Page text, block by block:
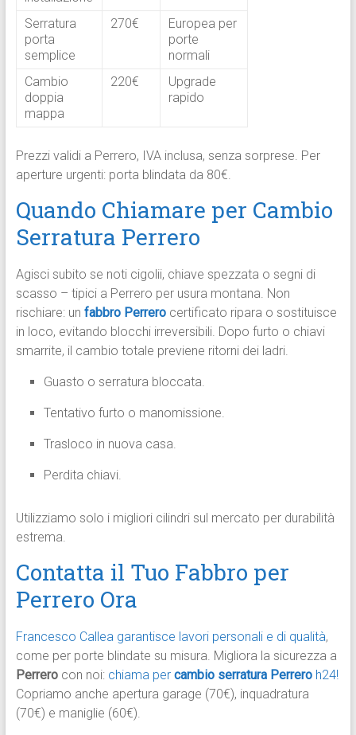
Serratura
porta
semplice
270€
Europea per
porte
normali ​
Cambio
doppia
mappa
220€
Upgrade
rapido ​
Prezzi validi a Perrero, IVA inclusa, senza sorprese. Per
aperture urgenti: porta blindata da 80€.​
Quando Chiamare per Cambio
Serratura Perrero
Agisci subito se noti cigolii, chiave spezzata o segni di
scasso – tipici a Perrero per usura montana. Non
rischiare: un fabbro Perrerocertificato ripara o sostituisce
in loco, evitando blocchi irreversibili. Dopo furto o chiavi
smarrite, il cambio totale previene ritorni dei ladri.​
Guasto o serratura bloccata.
Tentativo furto o manomissione.
Trasloco in nuova casa.
Perdita chiavi.​
Utilizziamo solo i migliori cilindri sul mercato per durabilità
estrema.​
Contatta il Tuo Fabbro per
Perrero Ora
Francesco Callea garantisce lavori personali e di qualità,
come per porte blindate su misura. Migliora la sicurezza a
Perrerocon noi: chiama per cambio serratura Perreroh24!
Copriamo anche apertura garage (70€), inquadratura
(70€) e maniglie (60€).